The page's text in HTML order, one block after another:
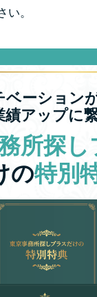
い。
ベーション
績アップに
所探し
の特別